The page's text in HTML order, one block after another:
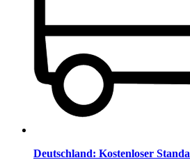
Deutschland: Kostenloser